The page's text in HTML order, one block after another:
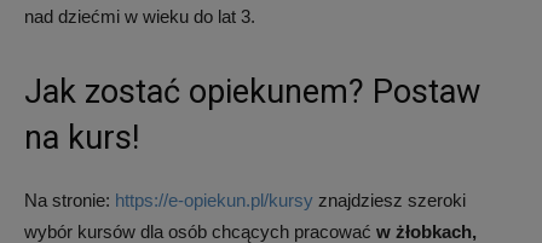
nad dziećmi w wieku do lat 3.
Jak zostać opiekunem? Postaw
na kurs!
Na stronie: https://e-opiekun.pl/kursy znajdziesz szeroki
wybór kursów dla osób chcących pracować w żłobkach,